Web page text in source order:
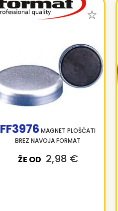
FF3976 MAGNET PLOŠČATI
BREZ NAVOJA FORMAT
ŽE OD 2,98 €